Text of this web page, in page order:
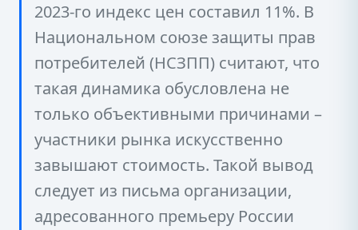
2023-го индекс цен составил 11%. В
Национальном союзе защиты прав
потребителей (НСЗПП) считают, что
такая динамика обусловлена не
только объективными причинами –
участники рынка искусственно
завышают стоимость. Такой вывод
следует из письма организации,
адресованного премьеру России